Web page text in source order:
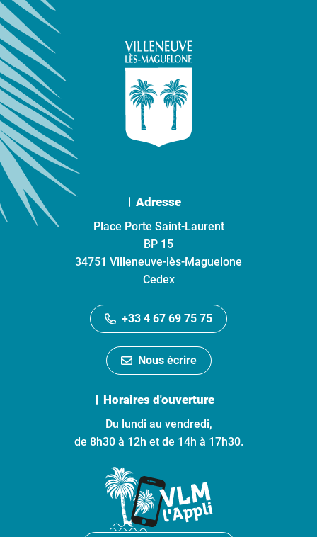
Adresse
Place Porte Saint-Laurent
BP 15
34751 Villeneuve-lès-Maguelone
Cedex
+33 4 67 69 75 75
Nous écrire
Horaires d'ouverture
Du lundi au vendredi,
de 8h30 à 12h et de 14h à 17h30.